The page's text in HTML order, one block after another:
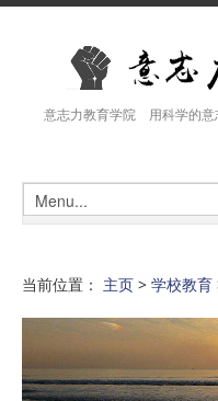
意志力教育学院 用科学的意
当前位置： 主页 > 学校教育